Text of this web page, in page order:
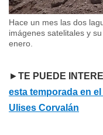
Hace un mes las dos
imágenes satelitales y
enero.
►TE PUEDE
esta temporada en
Ulises Corvalán